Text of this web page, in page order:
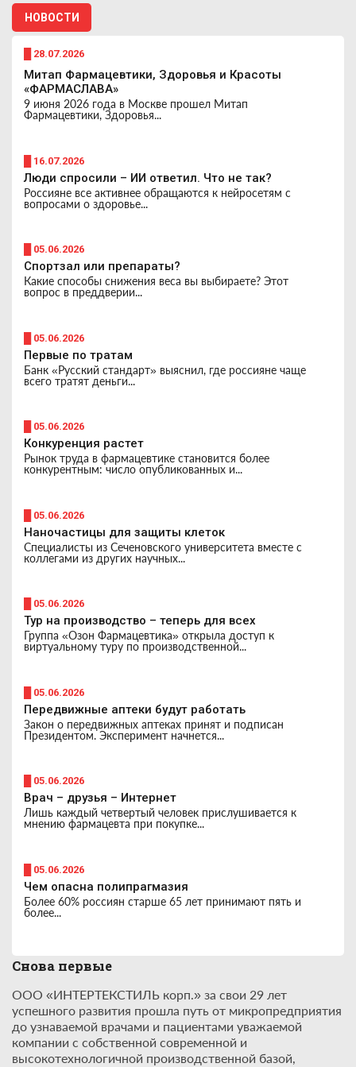
НОВОСТИ
█ 28.07.2026
Митап Фармацевтики, Здоровья и Красоты
«ФАРМАСЛАВА»
9 июня 2026 года в Москве прошел Митап
Фармацевтики, Здоровья...
█ 16.07.2026
Люди спросили – ИИ ответил. Что не так?
Россияне все активнее обращаются к нейросетям с
вопросами о здоровье...
█ 05.06.2026
Спортзал или препараты?
Какие способы снижения веса вы выбираете? Этот
вопрос в преддверии...
█ 05.06.2026
Первые по тратам
Банк «Русский стандарт» выяснил, где россияне чаще
всего тратят деньги...
█ 05.06.2026
Конкуренция растет
Рынок труда в фармацевтике становится более
конкурентным: число опубликованных и...
█ 05.06.2026
Наночастицы для защиты клеток
Специалисты из Сеченовского университета вместе с
коллегами из других научных...
█ 05.06.2026
Тур на производство – теперь для всех
Группа «Озон Фармацевтика» открыла доступ к
виртуальному туру по производственной...
█ 05.06.2026
Передвижные аптеки будут работать
Закон о передвижных аптеках принят и подписан
Президентом. Эксперимент начнется...
█ 05.06.2026
Врач – друзья – Интернет
Лишь каждый четвертый человек прислушивается к
мнению фармацевта при покупке...
█ 05.06.2026
Чем опасна полипрагмазия
Более 60% россиян старше 65 лет принимают пять и
более...
Снова первые
ООО «ИНТЕРТЕКСТИЛЬ корп.» за свои 29 лет
успешного развития прошла путь от микропредприятия
до узнаваемой врачами и пациентами уважаемой
компании с собственной современной и
высокотехнологичной производственной базой,